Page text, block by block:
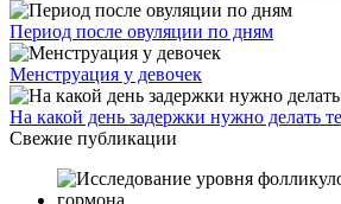
Период после овуляции по дням
Менструация у девочек
На какой день задержки нужно делать
Свежие публикации